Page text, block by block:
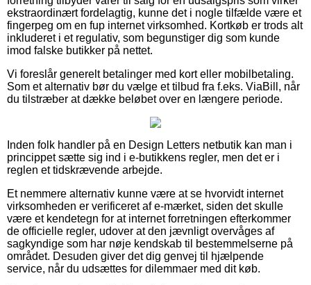
ekstraordinært fordelagtig, kunne det i nogle tilfælde være et
fingerpeg om en fup internet virksomhed. Kortkøb er trods alt
inkluderet i et regulativ, som begunstiger dig som kunde
imod falske butikker på nettet.
Vi foreslår generelt betalinger med kort eller mobilbetaling.
Som et alternativ bør du vælge et tilbud fra f.eks. ViaBill, når
du tilstræber at dække beløbet over en længere periode.
Inden folk handler på en Design Letters netbutik kan man i
princippet sætte sig ind i e-butikkens regler, men det er i
reglen et tidskrævende arbejde.
Et nemmere alternativ kunne være at se hvorvidt internet
virksomheden er verificeret af e-mærket, siden det skulle
være et kendetegn for at internet forretningen efterkommer
de officielle regler, udover at den jævnligt overvåges af
sagkyndige som har nøje kendskab til bestemmelserne på
området. Desuden giver det dig genvej til hjælpende
service, når du udsættes for dilemmaer med dit køb.